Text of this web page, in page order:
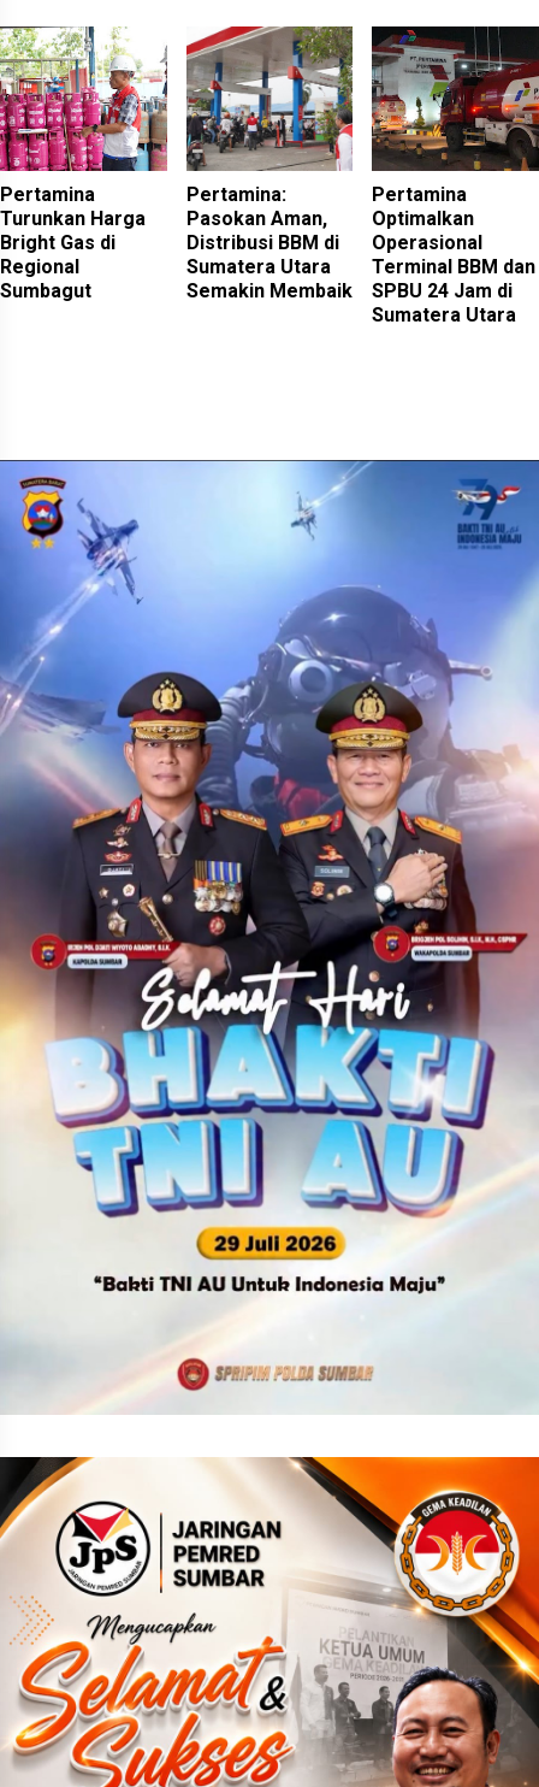
Pertamina
Turunkan Harga
Bright Gas di
Regional
Sumbagut
Pertamina:
Pasokan Aman,
Distribusi BBM di
Sumatera Utara
Semakin Membaik
Pertamina
Optimalkan
Operasional
Terminal BBM dan
SPBU 24 Jam di
Sumatera Utara